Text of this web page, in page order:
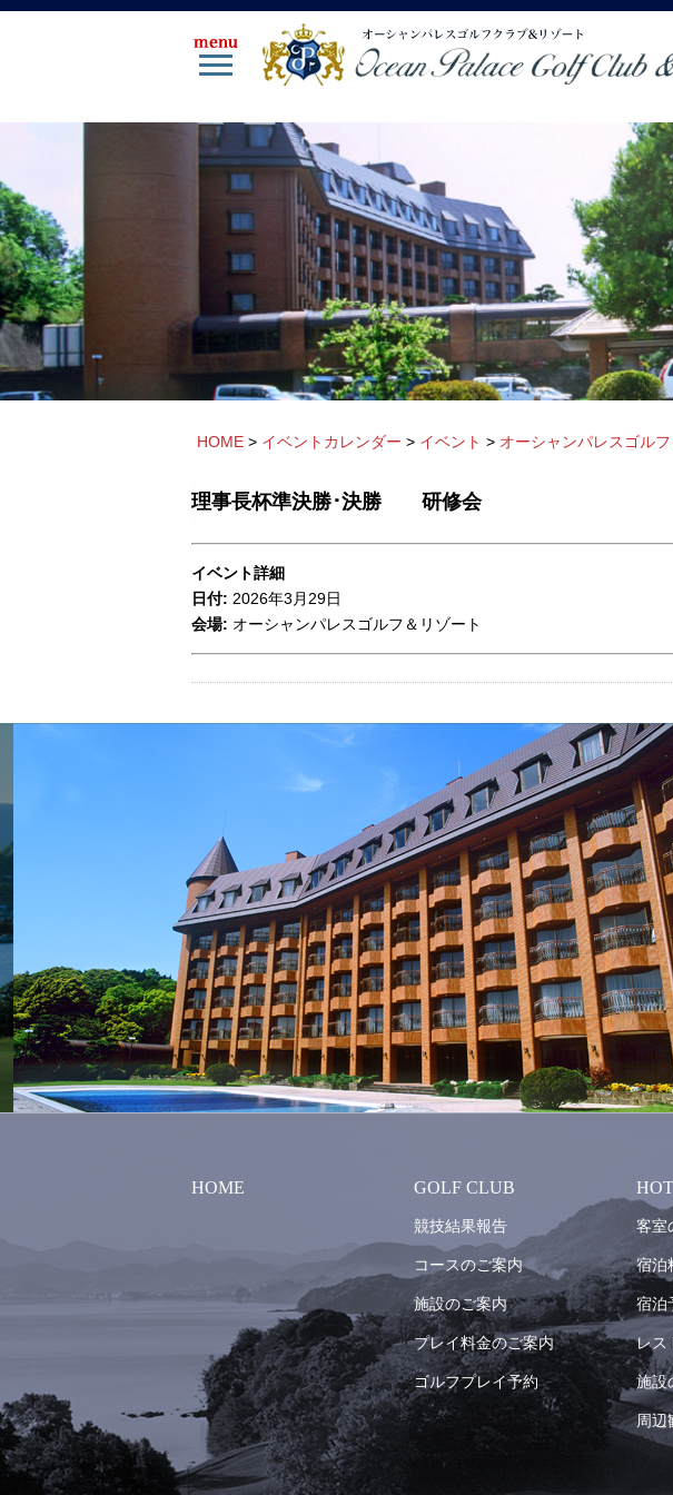
HOME > イベントカレンダー > イベント > オーシャンパレスゴル
理事長杯準決勝･決勝 研修会
イベント詳細
日付: 2026年3月29日
会場: オーシャンパレスゴルフ＆リゾート
HOME GOLF CLUB
競技結果報告
コースのご案内
施設のご案内
プレイ料金のご案内
ゴルフプレイ予約
客室
宿泊
宿泊
レス
施設
周辺